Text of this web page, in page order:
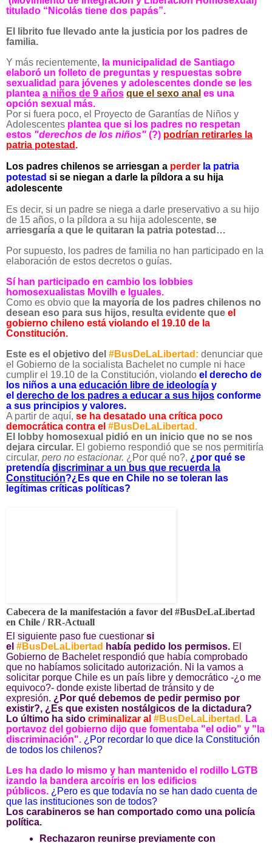
titulado “Nicolás tiene dos papás”.
El librito fue llevado ante la justicia por los padres de
familia.
Y más recientemente, la municipalidad de Santiago
elaboró un folleto de preguntas y respuestas sobre
sexualidad para jóvenes y adolescentes donde se les
plantea a niños de 9 años que el sexo anal es una
opción sexual más.
Por si fuera poco, el Proyecto de Garantías de Niños y
Adolescentes plantea que si los padres no respetan
estos "derechos de los niños" (?) podrían retirarles la
patria potestad .
Los padres chilenos se arriesgan a perder la patria
potestad si se niegan a darle la píldora a su hija
adolescente
Es decir, si un padre se niega a darle preservativo a su hijo
de 15 años, o la píldora a su hija adolescente, se
arriesgaría a que le quitaran la patria potestad…
Por supuesto, los padres de familia no han participado en la
elaboración de estos decretos o guías.
Sí han participado en cambio los lobbies
homosexualistas Movilh e Iguales.
Como es obvio que la mayoría de los padres chilenos no
desean eso para sus hijos, resulta evidente que el
gobierno chileno está violando el 19.10 de la
Constitución.
Este es el objetivo del #BusDeLaLibertad: denunciar que
el Gobierno de la socialista Bachelet no cumple ni hace
cumplir el 19.10 de la Constitución, violando el derecho de
los niños a una educación libre de ideología y
el derecho de los padres a educar a sus hijos conforme
a sus principios y valores.
A partir de aquí, se ha desatado una crítica poco
democrática contra el #BusDeLaLibertad.
El lobby homosexual pidió en un inicio que no se nos
dejara circular. El gobierno respondió que se nos permitiría
circular, pero no estacionar. ¿Por qué no?, ¿por qué se
pretendía discriminar a un bus que recuerda la
Constitución?¿Es que en Chile no se toleran las
legítimas críticas políticas?
Cabecera de la manifestación a favor del #BusDeLaLibertad
en Chile / RR-Actuall
El siguiente paso fue cuestionar si
el #BusDeLaLibertad había pedido los permisos. El
Gobierno de Bachelet respondió que había comprobado
que no habíamos solicitado autorización. Ni la vamos a
solicitar porque Chile es un país libre y democrático -¿o me
equivoco?- donde existe libertad de tránsito y de
expresión. ¿Por qué debemos de pedir permiso por
existir?, ¿Es que existen nostálgicos de la dictadura?
Lo último ha sido criminalizar al #BusDeLaLibertad. La
portavoz del gobierno dijo que fomentaba "el odio" y "la
discriminación". ¿Por recordar lo que dice la Constitución
de todos los chilenos?
Les ha dado lo mismo y han mantenido el rodillo LGTB
izando la bandera arcoíris en los edificios
públicos. ¿Pero es que todavía no se han dado cuenta de
que las instituciones son de todos?
Los carabineros se han comportado como una policía
política.
Rechazaron reunirse previamente con